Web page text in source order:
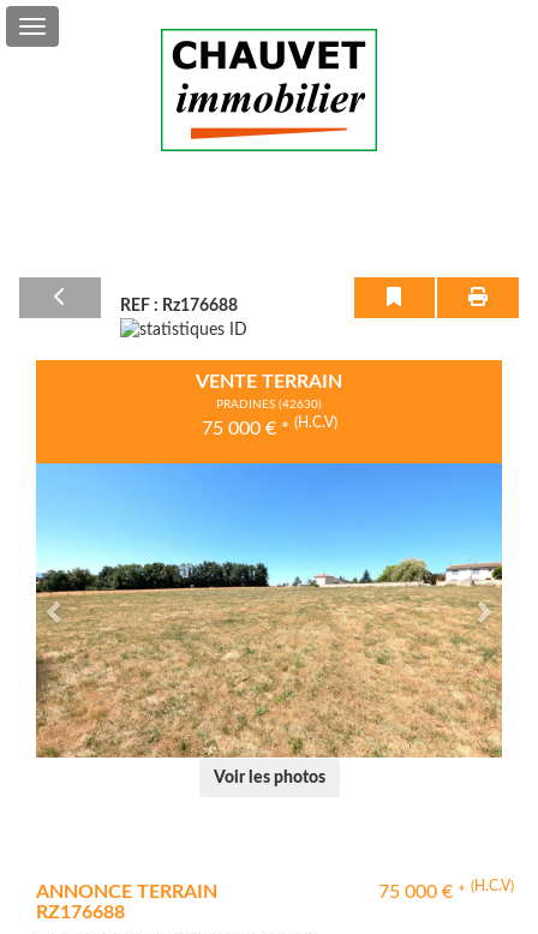
+
REF : Rz176688
VENTE TERRAIN
PRADINES (42630)
75 000 € * (H.C.V)
Voir les photos
ANNONCE TERRAIN
RZ176688
75 000 € * (H.C.V)